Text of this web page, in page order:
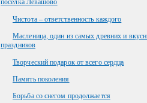
поселка Левашово
Чистота – ответственность каждого
Масленица, один из самых древних и
праздников
Творческий подарок от всего сердца
Память поколения
Борьба со снегом продолжается